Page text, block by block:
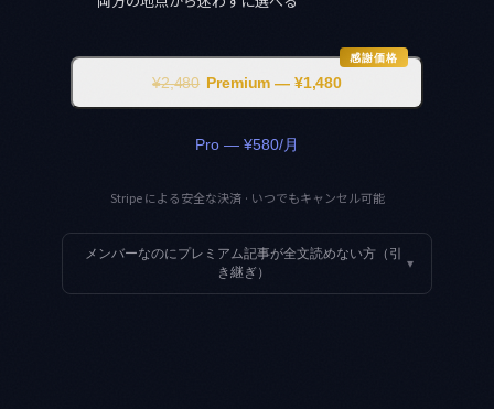
感謝価格
¥2,480 Premium — ¥1,480
Pro — ¥580/月
Stripe による安全な決済 · いつでもキャンセル可能
メンバーなのにプレミアム記事が全文読めない方（引
き継ぎ）
▾